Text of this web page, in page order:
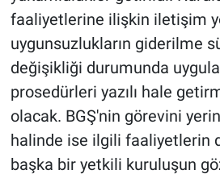
faaliyetlerine ilişkin iletişim
uygunsuzlukların giderilme
değişikliği durumunda
prosedürleri yazılı hale
olacak. BGŞ'nin görevini
halinde ise ilgili faaliyetlerin
başka bir yetkili kuruluşun